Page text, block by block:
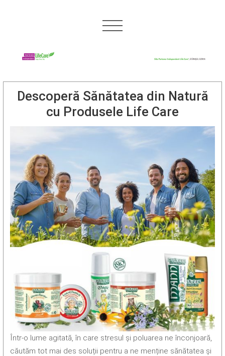
Descoperă Sănătatea din Natură
cu Produsele Life Care
Într-o lume agitată, în care stresul și poluarea ne înconjoară,
căutăm tot mai des soluții pentru a ne menține sănătatea și